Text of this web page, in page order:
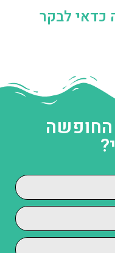
כדאי לבקר
החופשה